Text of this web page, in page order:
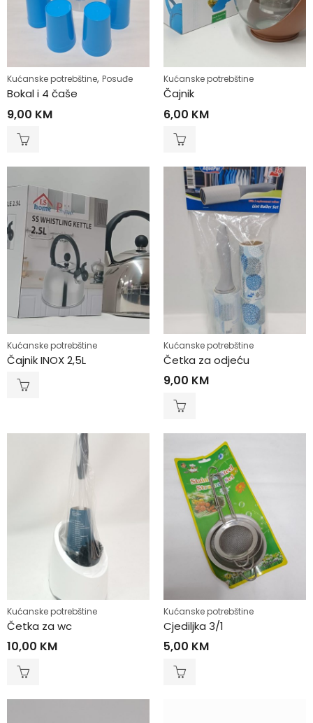
Kućanske potrebštine, Posuđe
Bokal i 4 čaše
9,00 KM
Kućanske potrebštine
Čajnik
6,00 KM
Kućanske potrebštine
Čajnik INOX 2,5L
Kućanske potrebštine
Četka za odjeću
9,00 KM
Kućanske potrebštine
Četka za wc
10,00 KM
Kućanske potrebštine
Cjediljka 3/1
5,00 KM